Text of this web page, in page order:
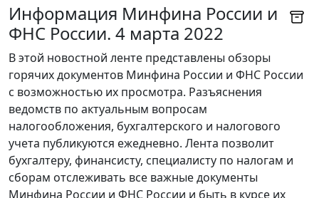
Информация Минфина России и
ФНС России. 4 марта 2022
В этой новостной ленте представлены обзоры
горячих документов Минфина России и ФНС России
с возможностью их просмотра. Разъяснения
ведомств по актуальным вопросам
налогообложения, бухгалтерского и налогового
учета публикуются ежедневно. Лента позволит
бухгалтеру, финансисту, специалисту по налогам и
сборам отслеживать все важные документы
Минфина России и ФНС России и быть в курсе их